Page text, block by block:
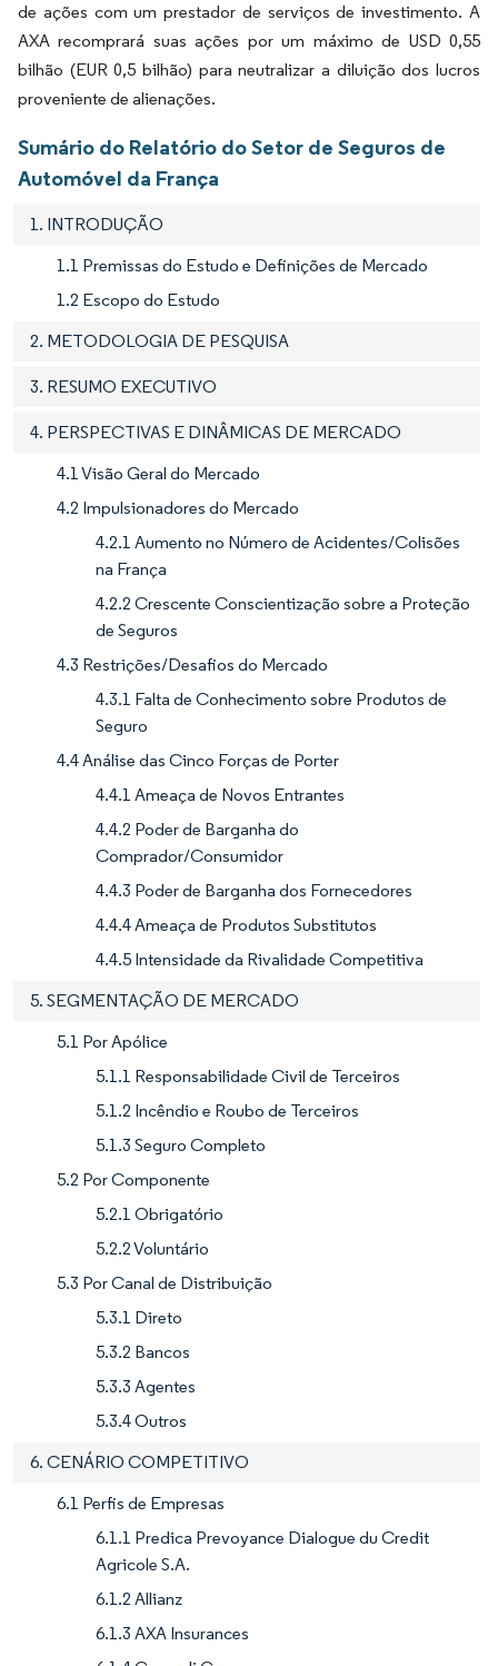
de ações com um prestador de serviços de investimento. A
AXA recomprará suas ações por um máximo de USD 0,55
bilhão (EUR 0,5 bilhão) para neutralizar a diluição dos lucros
proveniente de alienações.
Sumário do Relatório do Setor de Seguros de
Automóvel da França
1. INTRODUÇÃO
1.1 Premissas do Estudo e Definições de Mercado
1.2 Escopo do Estudo
2. METODOLOGIA DE PESQUISA
3. RESUMO EXECUTIVO
4. PERSPECTIVAS E DINÂMICAS DE MERCADO
4.1 Visão Geral do Mercado
4.2 Impulsionadores do Mercado
4.2.1 Aumento no Número de Acidentes/Colisões
na França
4.2.2 Crescente Conscientização sobre a Proteção
de Seguros
4.3 Restrições/Desafios do Mercado
4.3.1 Falta de Conhecimento sobre Produtos de
Seguro
4.4 Análise das Cinco Forças de Porter
4.4.1 Ameaça de Novos Entrantes
4.4.2 Poder de Barganha do
Comprador/Consumidor
4.4.3 Poder de Barganha dos Fornecedores
4.4.4 Ameaça de Produtos Substitutos
4.4.5 Intensidade da Rivalidade Competitiva
5. SEGMENTAÇÃO DE MERCADO
5.1 Por Apólice
5.1.1 Responsabilidade Civil de Terceiros
5.1.2 Incêndio e Roubo de Terceiros
5.1.3 Seguro Completo
5.2 Por Componente
5.2.1 Obrigatório
5.2.2 Voluntário
5.3 Por Canal de Distribuição
5.3.1 Direto
5.3.2 Bancos
5.3.3 Agentes
5.3.4 Outros
6. CENÁRIO COMPETITIVO
6.1 Perfis de Empresas
6.1.1 Predica Prevoyance Dialogue du Credit
Agricole S.A.
6.1.2 Allianz
6.1.3 AXA Insurances